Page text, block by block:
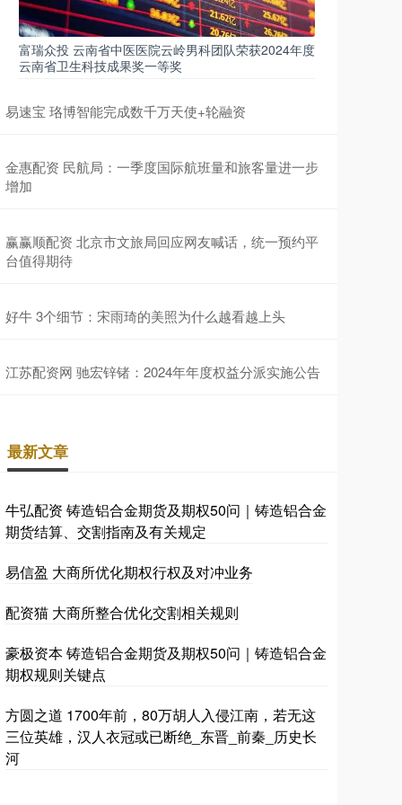
富瑞众投 云南省中医医院云岭男科团队荣获2024年度
云南省卫生科技成果奖一等奖
易速宝 珞博智能完成数千万天使+轮融资
金惠配资 民航局：一季度国际航班量和旅客量进一步
增加
赢赢顺配资 北京市文旅局回应网友喊话，统一预约平
台值得期待
好牛 3个细节：宋雨琦的美照为什么越看越上头
江苏配资网 驰宏锌锗：2024年年度权益分派实施公告
最新文章
牛弘配资 铸造铝合金期货及期权50问｜铸造铝合金
期货结算、交割指南及有关规定
易信盈 大商所优化期权行权及对冲业务
配资猫 大商所整合优化交割相关规则
豪极资本 铸造铝合金期货及期权50问｜铸造铝合金
期权规则关键点
方圆之道 1700年前，80万胡人入侵江南，若无这
三位英雄，汉人衣冠或已断绝_东晋_前秦_历史长
河